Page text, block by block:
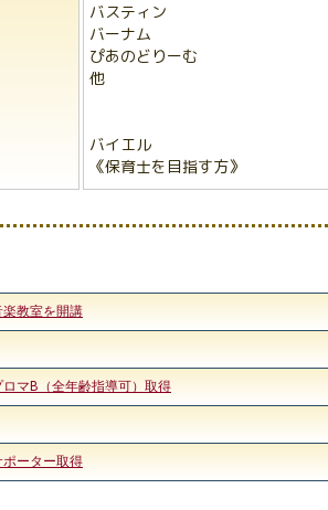
バスティン
バーナム
ぴあのどりーむ
他
バイエル
《保育士を目指す方》
教室を開講
マB（全年齢指導可）取得
ーター取得